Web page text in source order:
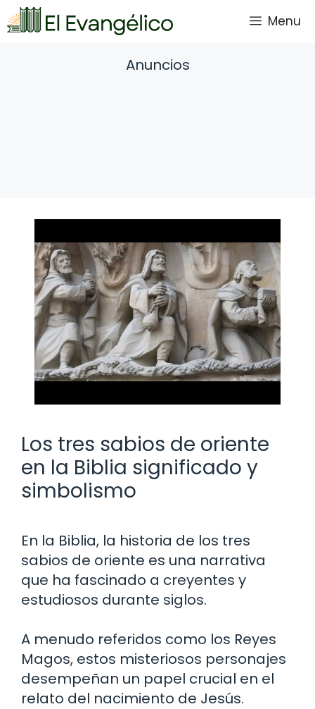
Saltar
al
Menu
Anuncios
Los tres sabios de oriente
en la Biblia significado y
simbolismo
En la Biblia, la historia de los tres
sabios de oriente es una narrativa
que ha fascinado a creyentes y
estudiosos durante siglos.
A menudo referidos como los Reyes
Magos, estos misteriosos personajes
desempeñan un papel crucial en el
relato del nacimiento de Jesús.